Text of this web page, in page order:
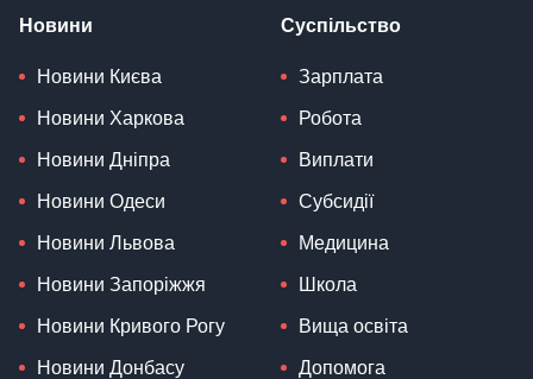
Новини
Новини Києва
Новини Харкова
Новини Дніпра
Новини Одеси
Новини Львова
Новини Запоріжжя
Новини Кривого Рогу
Новини Донбасу
Суспільство
Зарплата
Робота
Виплати
Субсидії
Медицина
Школа
Вища освіта
Допомога